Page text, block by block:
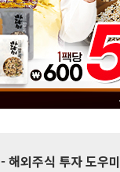
- 해외주식 투자 도우미